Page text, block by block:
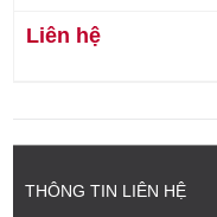
Liên hệ
THÔNG TIN LIÊN HỆ